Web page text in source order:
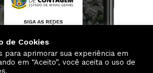
de Cookies
para aprimorar sua experiência em
em “Aceito”, você aceita o uso de